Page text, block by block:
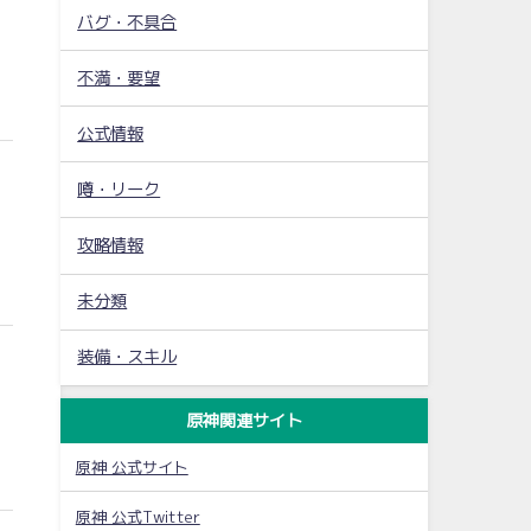
バグ・不具合
不満・要望
公式情報
噂・リーク
攻略情報
未分類
装備・スキル
原神関連サイト
原神 公式サイト
原神 公式Twitter